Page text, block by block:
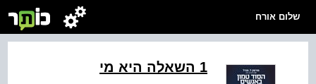
שלום אורח
1 השאלה היא מי